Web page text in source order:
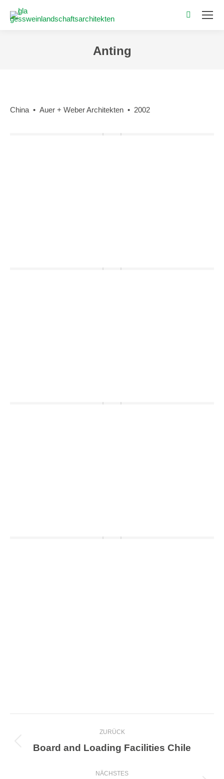
Search:
Anting
China • Auer + Weber Architekten • 2002
navigation
ZURÜCK
Previous
Board and Loading Facilities Chile
NÄCHSTES